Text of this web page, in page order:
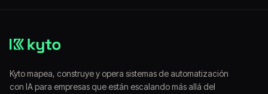
Kyto mapea, construye y opera sistemas de automatización
con IA para empresas que están escalando más allá del